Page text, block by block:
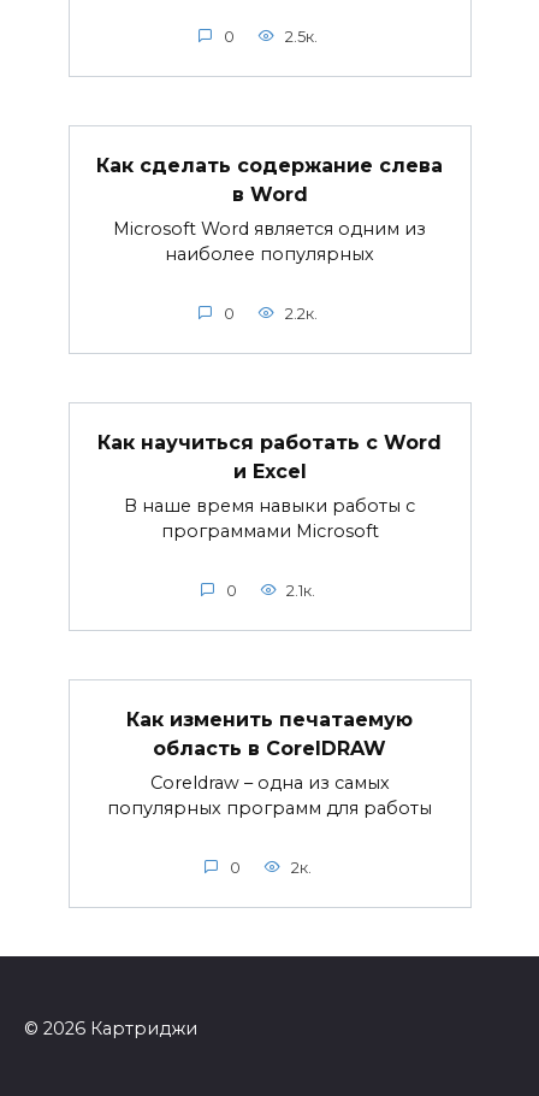
0 2.5к.
Как сделать содержание слева
в Word
Microsoft Word является одним из
наиболее популярных
0 2.2к.
Как научиться работать с Word
и Excel
В наше время навыки работы с
программами Microsoft
0 2.1к.
Как изменить печатаемую
область в CorelDRAW
Coreldraw – одна из самых
популярных программ для работы
0 2к.
© 2026 Картриджи